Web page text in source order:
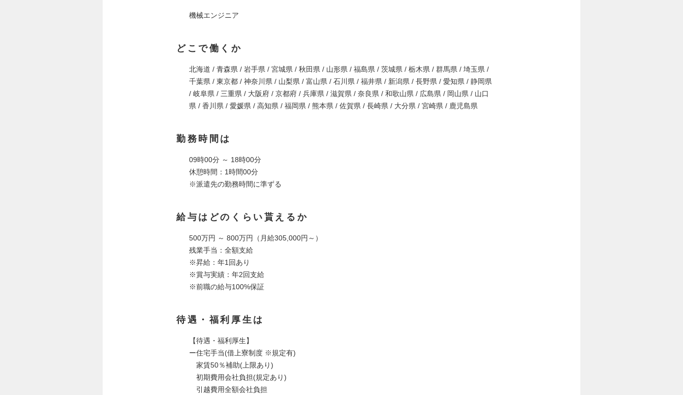
機械エンジニア
どこで働くか
北海道 / 青森県 / 岩手県 / 宮城県 / 秋田県 / 山形県 / 福島県 / 茨城県 / 栃木県 / 群馬県 / 埼玉県 /
千葉県 / 東京都 / 神奈川県 / 山梨県 / 富山県 / 石川県 / 福井県 / 新潟県 / 長野県 / 愛知県 / 静岡県
/ 岐阜県 / 三重県 / 大阪府 / 京都府 / 兵庫県 / 滋賀県 / 奈良県 / 和歌山県 / 広島県 / 岡山県 / 山口
県 / 香川県 / 愛媛県 / 高知県 / 福岡県 / 熊本県 / 佐賀県 / 長崎県 / 大分県 / 宮崎県 / 鹿児島県
勤務時間は
09時00分 ～ 18時00分
休憩時間：1時間00分
※派遣先の勤務時間に準ずる
給与はどのくらい貰えるか
500万円 ～ 800万円（月給305,000円～）
残業手当：全額支給
※昇給：年1回あり
※賞与実績：年2回支給
※前職の給与100%保証
待遇・福利厚生は
【待遇・福利厚生】
ー住宅手当(借上寮制度 ※規定有)
家賃50％補助(上限あり)
初期費用会社負担(規定あり)
引越費用全額会社負担